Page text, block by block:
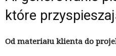
które
Od materiału klienta do